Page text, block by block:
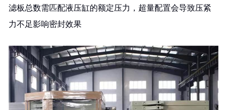
滤板总数需匹配液压缸的额定压力，超量配置会导致压紧
力不足影响密封效果